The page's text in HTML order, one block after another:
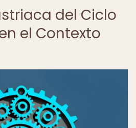
del Ciclo
el Contexto